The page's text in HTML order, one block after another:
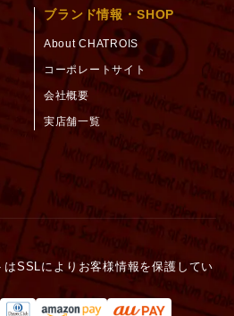
ブランド情報・SHOP
About CHATROIS
コーポレートサイト
会社概要
実店舗一覧
はSSLによりお客様情報を保護してい